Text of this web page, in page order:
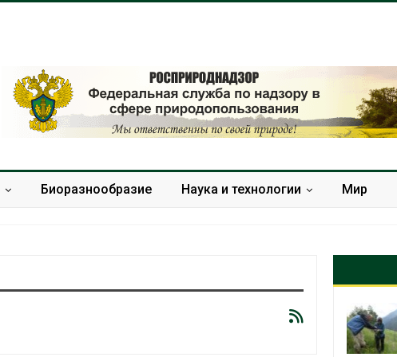
Биоразнообразие Наука и технологии Мир
В горах Карачаево-
Черкесии выявили новые